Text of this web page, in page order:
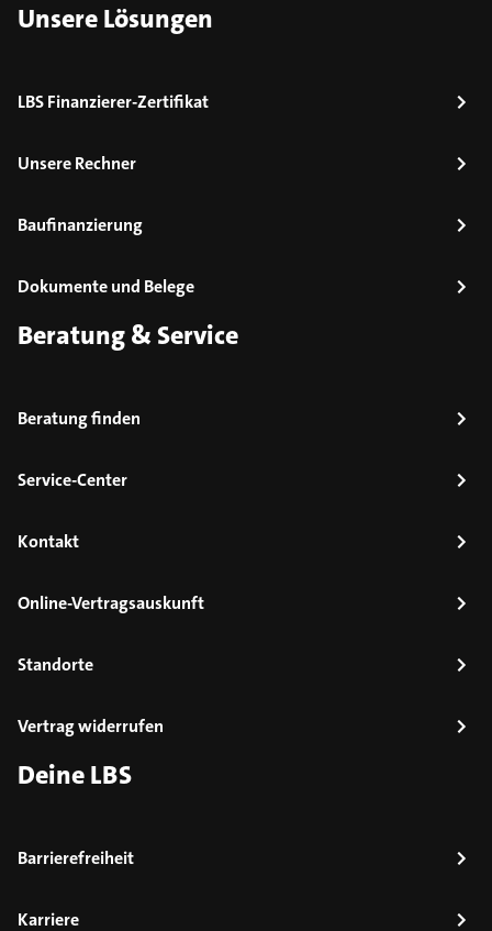
Unsere Lösungen
LBS Finanzierer-Zertifikat
Unsere Rechner
Baufinanzierung
Dokumente und Belege
Beratung & Service
Beratung finden
Service-Center
Kontakt
Online-Vertragsauskunft
Standorte
Vertrag widerrufen
Deine LBS
Barrierefreiheit
Karriere